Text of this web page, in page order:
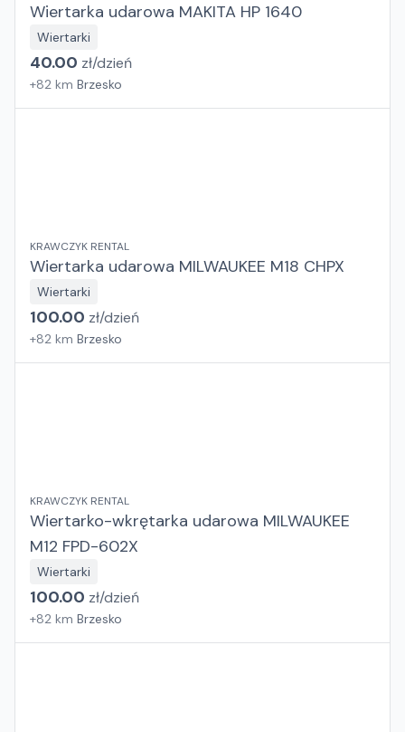
Wiertarka udarowa MAKITA HP 1640
Wiertarki
40.00 zł/dzień
+82 km Brzesko
KRAWCZYK RENTAL
Wiertarka udarowa MILWAUKEE M18 CHPX
Wiertarki
100.00 zł/dzień
+82 km Brzesko
KRAWCZYK RENTAL
Wiertarko-wkrętarka udarowa MILWAUKEE
M12 FPD-602X
Wiertarki
100.00 zł/dzień
+82 km Brzesko